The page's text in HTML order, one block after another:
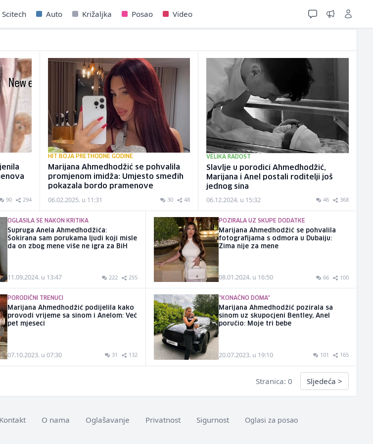
Scitech Auto Križaljka Posao Video
90 294
HIT BOJA PRETHODNE GODINE
Marijana Ahmedhodžić se pohvalila
promjenom imidža: Umjesto smeđih
pokazala bordo pramenove
06.02.2025. u 11:31 30 48
VELIKA RADOST
Slavlje u porodici Ahmedhodžić,
Marijana i Anel postali roditelji još
jednog sina
06.12.2024. u 15:32 46 368
OGLASILA SE NAKON KRITIKA
Supruga Anela Ahmedhodžića:
Šokirana sam porukama ljudi koji misle
da on zbog mene više ne igra za BiH
11.09.2024. u 13:47 222 255
POZIRALA UZ SKUPE DODATKE
Marijana Ahmedhodžić se pohvalila
fotografijama s odmora u Dubaiju:
Zima nije za mene
08.01.2024. u 16:50 66 100
PORODIČNI TRENUCI
Marijana Ahmedhodžić podijelila kako
provodi vrijeme sa sinom i Anelom: Već
pet mjeseci
07.10.2023. u 07:30 31 132
"KONAČNO DOMA"
Marijana Ahmedhodžić pozirala sa
sinom uz skupocjeni Bentley, Anel
poručio: Moje tri bebe
20.07.2023. u 19:10 101 165
Stranica: 0 Sljedeća >
Kontakt O nama Oglašavanje Privatnost Sigurnost Oglasi za posao